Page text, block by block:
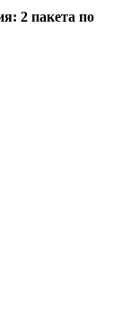
2 пакета по